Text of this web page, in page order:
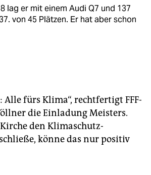
lag er mit einem Audi Q7 und 137
von 45 Plätzen. Er hat aber schon
genormte Emissionen, nicht die
Alle fürs Klima“, rechtfertigt FFF-
die Einladung Meisters.
den Klimaschutz-
könne das nur positiv